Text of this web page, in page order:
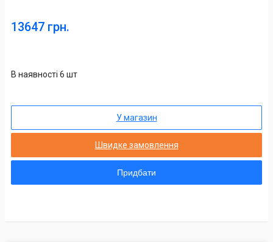
13647 грн.
В наявності 6 шт
У магазин
Швидке замовлення
Придбати